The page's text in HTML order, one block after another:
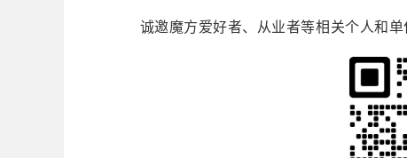
诚邀魔方爱好者、从业者等相关个人和